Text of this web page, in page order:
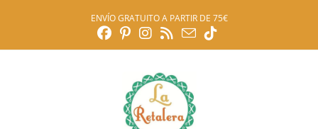
ENVÍO GRATUITO A PARTIR DE 75€